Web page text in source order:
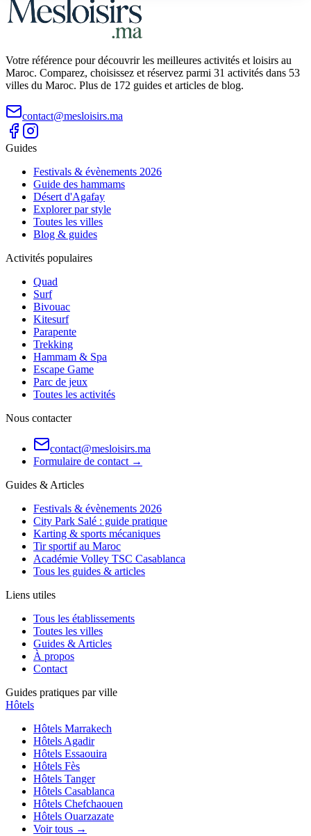
Votre référence pour découvrir les meilleures activités et loisirs au
Maroc. Comparez, choisissez et réservez parmi 31 activités dans 53
villes du Maroc. Plus de 172 guides et articles de blog.
contact@mesloisirs.ma
Guides
Festivals & évènements 2026
Guide des hammams
Désert d'Agafay
Explorer par style
Toutes les villes
Blog & guides
Activités populaires
Quad
Surf
Bivouac
Kitesurf
Parapente
Trekking
Hammam & Spa
Escape Game
Parc de jeux
Toutes les activités
Nous contacter
contact@mesloisirs.ma
Formulaire de contact →
Guides & Articles
Festivals & évènements 2026
City Park Salé : guide pratique
Karting & sports mécaniques
Tir sportif au Maroc
Académie Volley TSC Casablanca
Tous les guides & articles
Liens utiles
Tous les établissements
Toutes les villes
Guides & Articles
À propos
Contact
Guides pratiques par ville
Hôtels
Hôtels Marrakech
Hôtels Agadir
Hôtels Essaouira
Hôtels Fès
Hôtels Tanger
Hôtels Casablanca
Hôtels Chefchaouen
Hôtels Ouarzazate
Voir tous →